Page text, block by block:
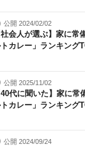
公開 2024/02/02
社会人が選ぶ】家に常
カレー」ランキン
公開 2025/11/02
40代に聞いた】家に
トカレー」ランキン
公開 2024/09/24